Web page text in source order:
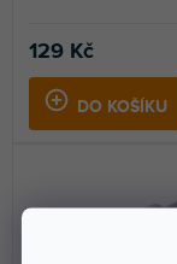
129 Kč
DO KOŠÍKU